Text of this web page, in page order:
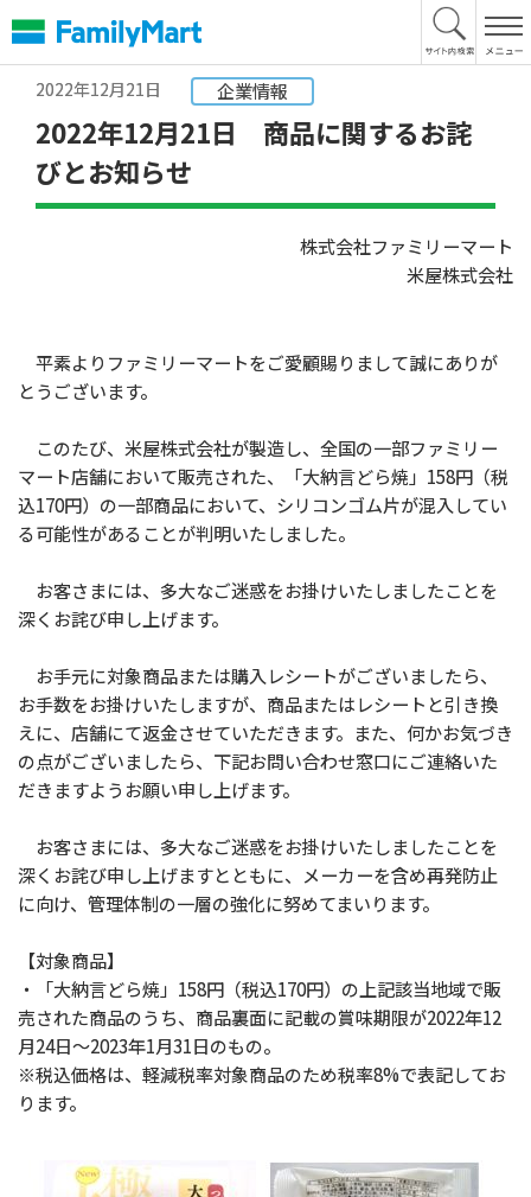
文
へ
2022年12月21日
企業情報
2022年12月21日 商品に関するお詫
びとお知らせ
株式会社ファミリーマート
米屋株式会社
平素よりファミリーマートをご愛顧賜りまして誠にありが
とうございます。
このたび、米屋株式会社が製造し、全国の一部ファミリー
マート店舗において販売された、「大納言どら焼」158円（税
込170円）の一部商品において、シリコンゴム片が混入してい
る可能性があることが判明いたしました。
お客さまには、多大なご迷惑をお掛けいたしましたことを
深くお詫び申し上げます。
お手元に対象商品または購入レシートがございましたら、
お手数をお掛けいたしますが、商品またはレシートと引き換
えに、店舗にて返金させていただきます。また、何かお気づき
の点がございましたら、下記お問い合わせ窓口にご連絡いた
だきますようお願い申し上げます。
お客さまには、多大なご迷惑をお掛けいたしましたことを
深くお詫び申し上げますとともに、メーカーを含め再発防止
に向け、管理体制の一層の強化に努めてまいります。
【対象商品】
・「大納言どら焼」158円（税込170円）の上記該当地域で販
売された商品のうち、商品裏面に記載の賞味期限が2022年12
月24日～2023年1月31日のもの。
※税込価格は、軽減税率対象商品のため税率8%で表記してお
ります。